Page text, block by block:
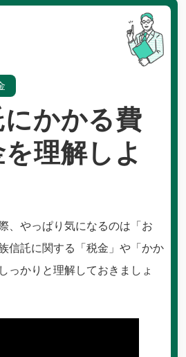
かかる費
理解しよ
、やっぱり気になるのは「お
信託に関する「税金」や「かか
っかりと理解しておきましょ